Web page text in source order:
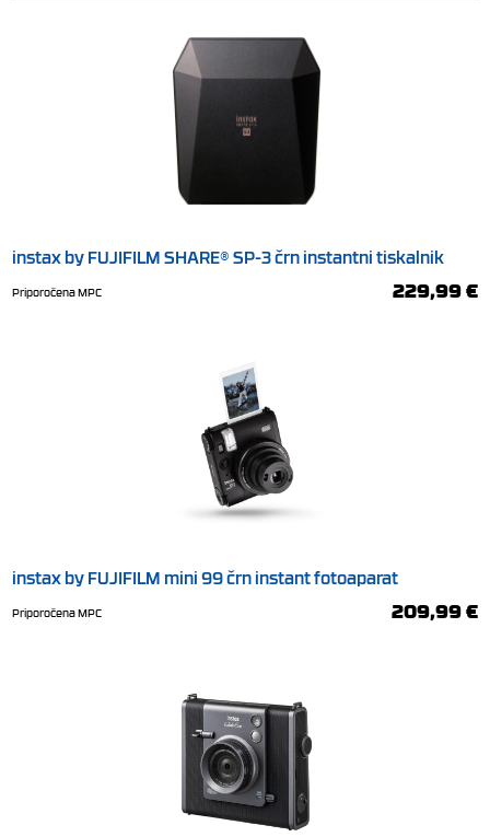
instax by FUJIFILM SHARE® SP-3 črn instantni tiskalnik
Priporočena MPC 229,99 €
instax by FUJIFILM mini 99 črn instant fotoaparat
Priporočena MPC 209,99 €